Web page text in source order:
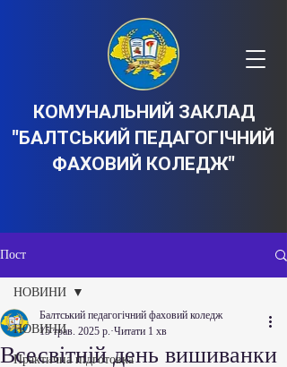
КОМУНАЛЬНИЙ ЗАКЛАД
"БАЛТСЬКИЙ ПЕДАГОГІЧНИЙ
ФАХОВИЙ КОЛЕДЖ"
Пост
НОВИНИ
Практична підготовка
НОВИНИ
Всесвітній день вишиванки
Балтський педагогічний фаховий коледж
15 трав. 2025 р. Читати 1 хв